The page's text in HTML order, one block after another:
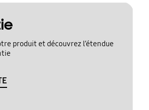
produit et découvrez l’étendue